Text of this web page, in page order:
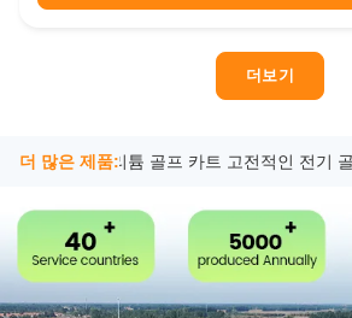
and a 48V 150Ah ...
더보기
더 많은 제품:
광 48v 리튬 골프 카트 고전적인 전기 골프